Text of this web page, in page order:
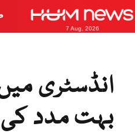
7 Aug, 2026
انڈسٹری
بہت مدد